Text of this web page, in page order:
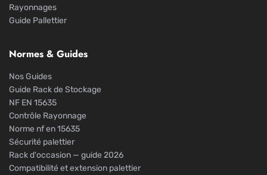
Rayonnages
Guide Pallettier
Normes & Guides
Nos Guides
Guide Rack de Stockage
NF EN 15635
Contrôle Rayonnage
Norme nf en 15635
Sécurité palettier
Rack d'occasion — guide 2026
Compatibilité et extension palettier